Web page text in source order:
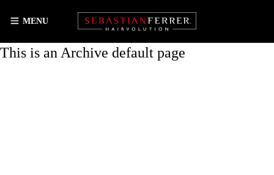
MENU
This is an Archive default page